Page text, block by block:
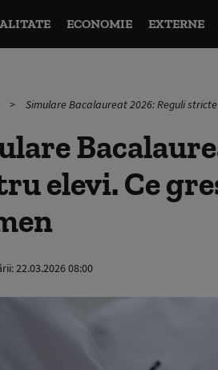
ECONOMIE EXTERNE
Simulare Bacalaureat 2026: Reguli
elevi. Ce
22.03.2026 08:00